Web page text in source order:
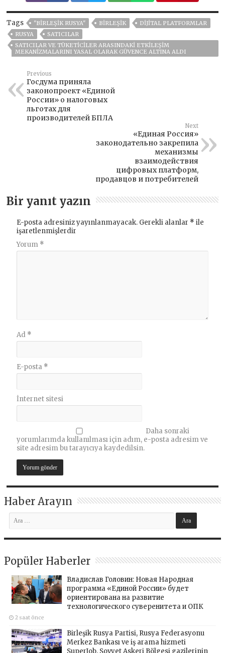
Tags "BIRLEŞIK RUSYA" BIRLEŞIK
DIJITAL PLATFORMLAR
RUSYA
SATICILAR
SATICILAR VE TÜKETICILER ARASINDAKI ETKILEŞIM
MEKANIZMALARINI YASAL OLARAK GÜVENCE ALTINA ALDI
Previous
Госдума приняла
законопроект «Единой
России» о налоговых
льготах для
производителей БПЛА
Next
«Единая Россия»
законодательно закрепила
механизмы
взаимодействия
цифровых платформ,
продавцов и потребителей
Bir yanıt yazın
E-posta adresiniz yayınlanmayacak. Gerekli alanlar * ile
işaretlenmişlerdir
Yorum *
Ad *
E-posta *
İnternet sitesi
Daha sonraki
yorumlarımda kullanılması için adım, e-posta adresim ve
site adresim bu tarayıcıya kaydedilsin.
Haber Arayın
Popüler Haberler
Владислав Головин: Новая Народная
программа «Единой России» будет
ориентирована на развитие
технологического суверенитета и ОПК
2 saat önce
Birleşik Rusya Partisi, Rusya Federasyonu
Merkez Bankası ve iş arama hizmeti